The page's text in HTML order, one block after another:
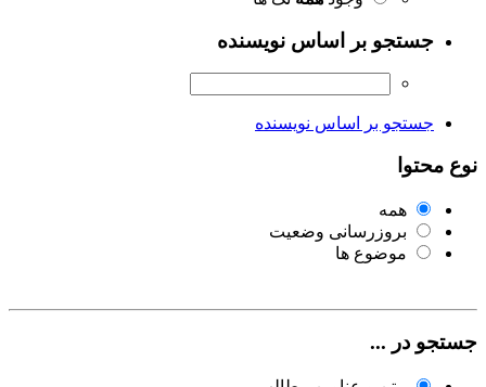
جستجو بر اساس نویسنده
جستجو بر اساس نویسنده
نوع محتوا
همه
بروزرسانی وضعیت
موضوع ها
جستجو در ...